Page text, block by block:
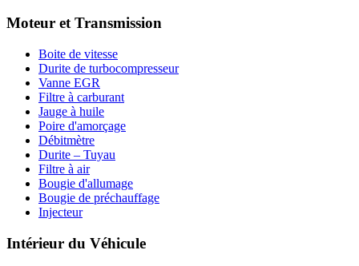
Moteur et Transmission
Boite de vitesse
Durite de turbocompresseur
Vanne EGR
Filtre à carburant
Jauge à huile
Poire d'amorçage
Débitmètre
Durite – Tuyau
Filtre à air
Bougie d'allumage
Bougie de préchauffage
Injecteur
Intérieur du Véhicule